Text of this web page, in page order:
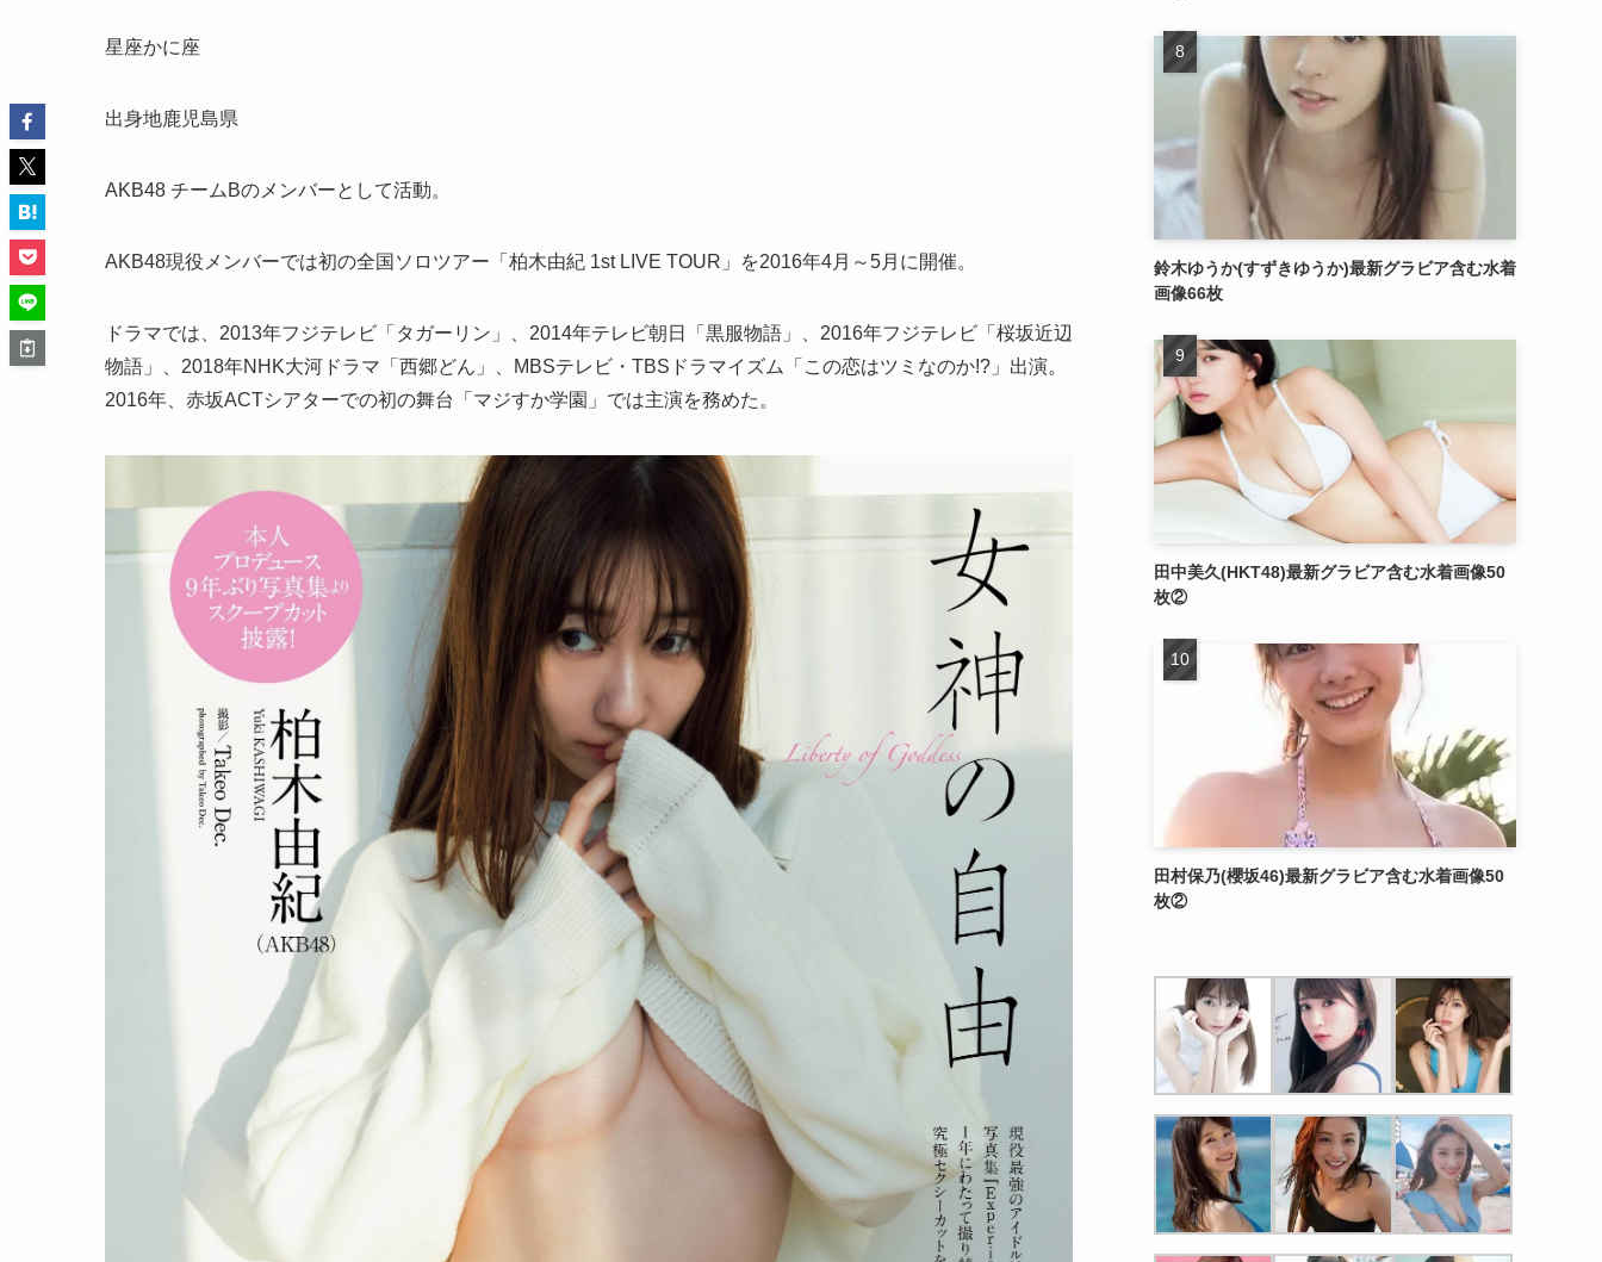
星座かに座
出身地鹿児島県
AKB48 チームBのメンバーとして活動。
AKB48現役メンバーでは初の全国ソロツアー「柏木由紀 1st LIVE TOUR」を2016年4月～5月に開催。
ドラマでは、2013年フジテレビ「タガーリン」、2014年テレビ朝日「黒服物語」、2016年フジテレビ「桜坂近辺
物語」、2018年NHK大河ドラマ「西郷どん」、MBSテレビ・TBSドラマイズム「この恋はツミなのか!?」出演。
2016年、赤坂ACTシアターでの初の舞台「マジすか学園」では主演を務めた。
鈴木ゆうか(すずきゆうか)最新グラビア含む水着
画像66枚
田中美久(HKT48)最新グラビア含む水着画像50
枚②
田村保乃(櫻坂46)最新グラビア含む水着画像50
枚②